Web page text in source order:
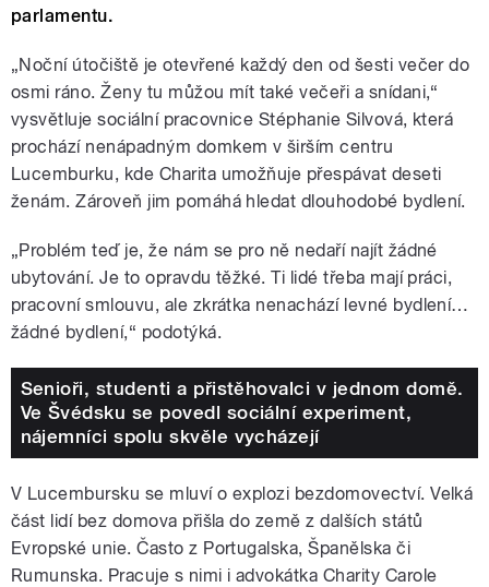
parlamentu.
„Noční útočiště je otevřené každý den od šesti večer do
osmi ráno. Ženy tu můžou mít také večeři a snídani,“
vysvětluje sociální pracovnice Stéphanie Silvová, která
prochází nenápadným domkem v širším centru
Lucemburku, kde Charita umožňuje přespávat deseti
ženám. Zároveň jim pomáhá hledat dlouhodobé bydlení.
„Problém teď je, že nám se pro ně nedaří najít žádné
ubytování. Je to opravdu těžké. Ti lidé třeba mají práci,
pracovní smlouvu, ale zkrátka nenachází levné bydlení…
žádné bydlení,“ podotýká.
Senioři, studenti a přistěhovalci v jednom domě.
Ve Švédsku se povedl sociální experiment,
nájemníci spolu skvěle vycházejí
V Lucembursku se mluví o explozi bezdomovectví. Velká
část lidí bez domova přišla do země z dalších států
Evropské unie. Často z Portugalska, Španělska či
Rumunska. Pracuje s nimi i advokátka Charity Carole